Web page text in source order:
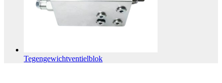
Tegengewichtventielblok